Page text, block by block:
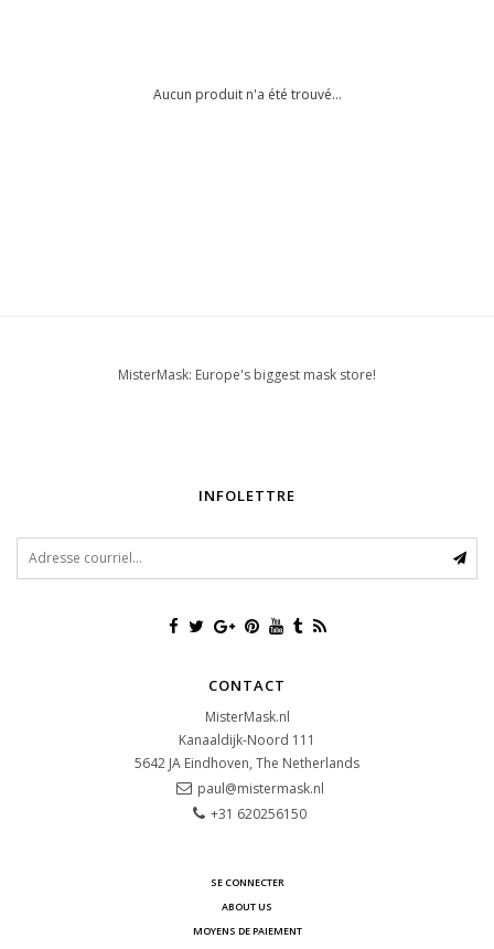
Aucun produit n'a été trouvé...
MisterMask: Europe's biggest mask store!
INFOLETTRE
CONTACT
MisterMask.nl
Kanaaldijk-Noord 111
5642 JA Eindhoven, The Netherlands
paul@mistermask.nl
+31 620256150
SE CONNECTER
ABOUT US
MOYENS DE PAIEMENT